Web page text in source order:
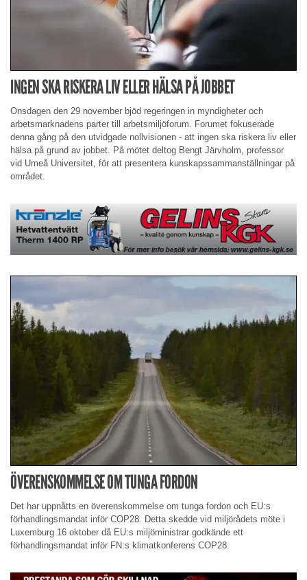
INGEN SKA RISKERA LIV ELLER HÄLSA PÅ JOBBET
Onsdagen den 29 november bjöd regeringen in myndigheter och
arbetsmarknadens parter till arbetsmiljöforum. Forumet fokuserade
denna gång på den utvidgade nollvisionen - att ingen ska riskera liv eller
hälsa på grund av jobbet. På mötet deltog Bengt Järvholm, professor
vid Umeå Universitet, för att presentera kunskapssammanställningar på
området.
ÖVERENSKOMMELSE OM TUNGA FORDON
Det har uppnåtts en överenskommelse om tunga fordon och EU:s
förhandlingsmandat inför COP28. Detta skedde vid miljörådets möte i
Luxemburg 16 oktober då EU:s miljöministrar godkände ett
förhandlingsmandat inför FN:s klimatkonferens COP28.